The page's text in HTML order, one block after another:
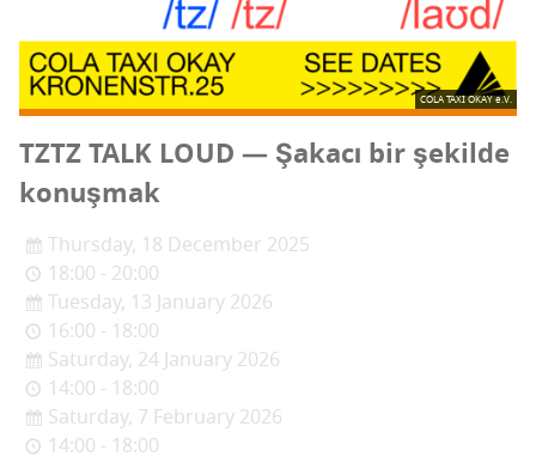
COLA TAXI OKAY e.V.
TZTZ TALK LOUD — Şaka­cı bir şekil­de
konuşmak
Thursday, 18 December 2025
18:00 - 20:00
Tuesday, 13 January 2026
16:00 - 18:00
Saturday, 24 January 2026
14:00 - 18:00
Saturday, 7 February 2026
14:00 - 18:00